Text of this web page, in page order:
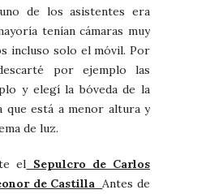
de los asistentes era
tenían cámaras muy
incluso solo el móvil. Por
por ejemplo las
y elegí la bóveda de la
que está a menor altura y
de luz.
el Sepulcro de Carlos
de Castilla
Antes de